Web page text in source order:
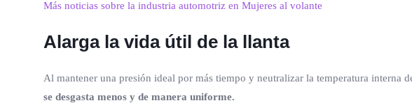
Más noticias sobre la industria automotriz en Mujeres al volante
Alarga la vida útil de la llanta
Al mantener una presión ideal por más tiempo y neutralizar la temperatura interna
se desgasta menos y de manera uniforme.